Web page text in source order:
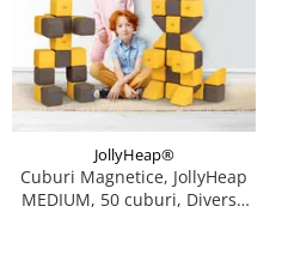
JollyHeap®
Cuburi Magnetice, JollyHeap
MEDIUM, 50 cuburi, Diverse